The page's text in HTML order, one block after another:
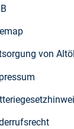
von Altöl